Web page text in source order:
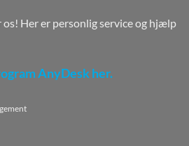
Her er personlig service og hjælp
AnyDesk her.